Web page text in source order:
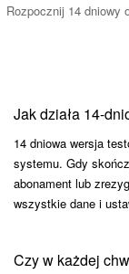
Rozpocznij 14 dniowy
Jak działa 14-
14 dniowa wersja
systemu. Gdy
abonament lub
wszystkie dane i
Czy w każdej